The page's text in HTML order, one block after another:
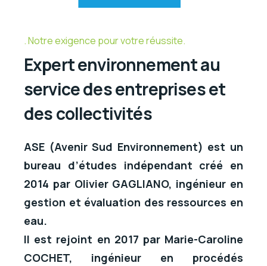
Notre exigence pour votre réussite.
Expert environnement au
service des entreprises et
des collectivités
ASE (Avenir Sud Environnement) est un
bureau d’études indépendant créé en
2014 par Olivier GAGLIANO, ingénieur en
gestion et évaluation des ressources en
eau.
Il est rejoint en 2017 par Marie-Caroline
COCHET, ingénieur en procédés